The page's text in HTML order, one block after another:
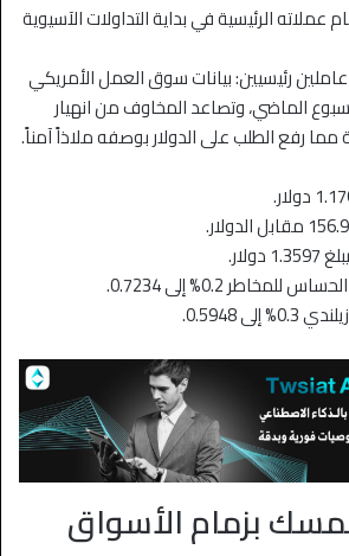
عملاته الرئيسية في بداية التداولات الآسيوية
عاملين رئيسيين: بيانات سوق العمل الأمريكي
الماضي، وتصاعد المخاوف من انهيار
مما رفع الطلب على الدولار بوصفه ملاذاً آمناً.
0.2% إلى 0.7234.
0.5948.
بزمام الأسواق